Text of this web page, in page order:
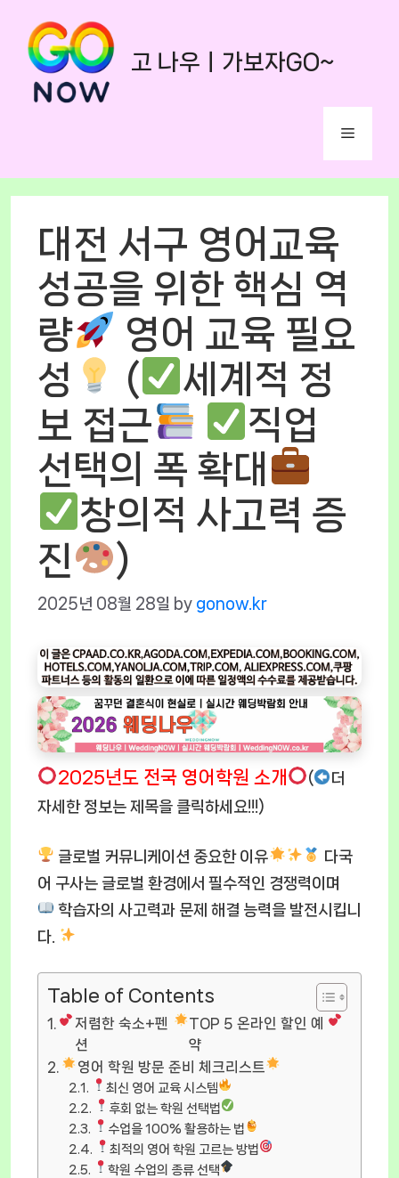
content
고 나우ㅣ가보자GO~
Menu
대전 서구 영어교육
성공을 위한 핵심 역
량
영어 교육 필요
성
(
세계적 정
보 접근
직업
선택의 폭 확대
창의적 사고력 증
진
)
2025년 08월 28일 by gonow.kr
2025년도 전국 영어학원 소개 (
더
자세한 정보는 제목을 클릭하세요!!!)
글로벌 커뮤니케이션 중요한 이유
다국
어 구사는 글로벌 환경에서 필수적인 경쟁력이며
학습자의 사고력과 문제 해결 능력을 발전시킵니
다.
Table of Contents
저렴한 숙소+펜
션
TOP 5 온라인 할인 예
약
영어 학원 방문 준비 체크리스트
최신 영어 교육 시스템
후회 없는 학원 선택법
수업을 100% 활용하는 법
최적의 영어 학원 고르는 방법
학원 수업의 종류 선택